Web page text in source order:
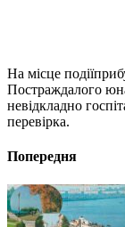
На місце
Постраждалого
невідкладно
перевірка.
Попередня